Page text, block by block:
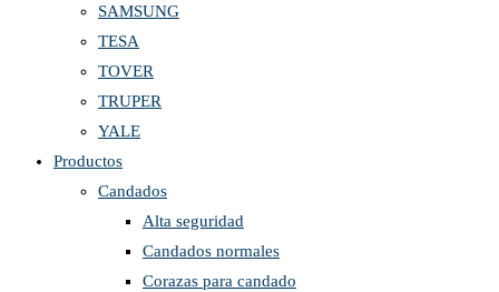
SAMSUNG
TESA
TOVER
TRUPER
YALE
Productos
Candados
Alta seguridad
Candados normales
Corazas para candado